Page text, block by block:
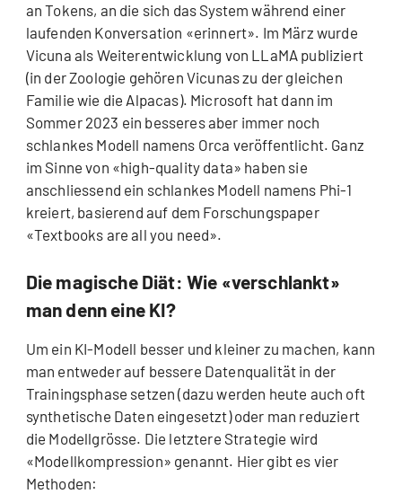
an Tokens, an die sich das System während einer
laufenden Konversation «erinnert». Im März wurde
Vicuna als Weiterentwicklung von LLaMA publiziert
(in der Zoologie gehören Vicunas zu der gleichen
Familie wie die Alpacas). Microsoft hat dann im
Sommer 2023 ein besseres aber immer noch
schlankes Modell namens Orca veröffentlicht. Ganz
im Sinne von «high-quality data» haben sie
anschliessend ein schlankes Modell namens Phi-1
kreiert, basierend auf dem Forschungspaper
«Textbooks are all you need».
Die magische Diät: Wie «verschlankt»
man denn eine KI?
Um ein KI-Modell besser und kleiner zu machen, kann
man entweder auf bessere Datenqualität in der
Trainingsphase setzen (dazu werden heute auch oft
synthetische Daten eingesetzt) oder man reduziert
die Modellgrösse. Die letztere Strategie wird
«Modellkompression» genannt. Hier gibt es vier
Methoden: